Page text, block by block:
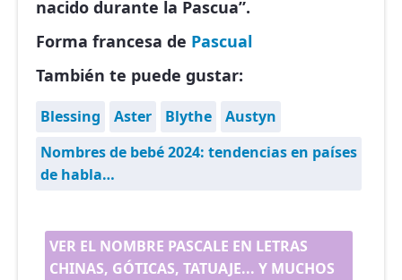
nacido durante la Pascua”.
Forma francesa de Pascual
También te puede gustar:
Blessing Aster Blythe
Austyn
Nombres de bebé 2024: tendencias en países
de habla…
VER EL NOMBRE PASCALE EN LETRAS
CHINAS, GÓTICAS, TATUAJE... Y MUCHOS